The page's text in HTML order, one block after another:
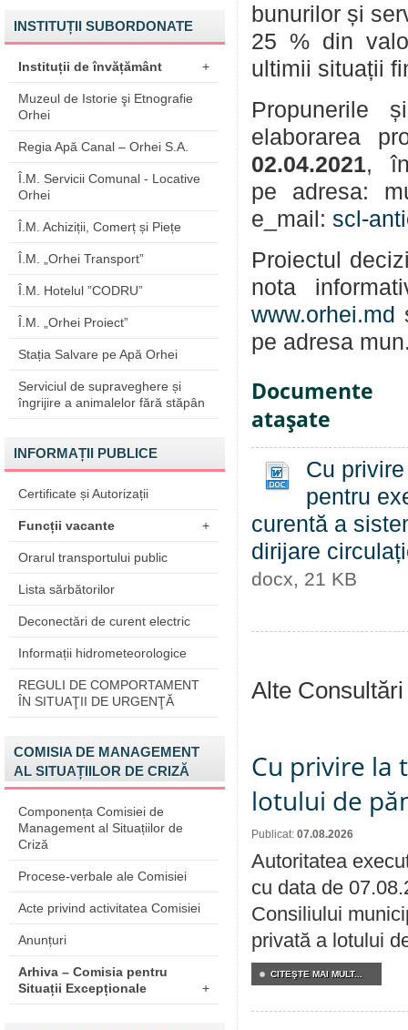
INSTITUȚII SUBORDONATE
Instituții de învățământ +
Muzeul de Istorie şi Etnografie
Orhei
Regia Apă Canal – Orhei S.A.
Î.M. Servicii Comunal - Locative
Orhei
Î.M. Achiziții, Comerț și Piețe
Î.M. „Orhei Transport”
Î.M. Hotelul ”CODRU”
Î.M. „Orhei Proiect”
Stația Salvare pe Apă Orhei
Serviciul de supraveghere și
îngrijire a animalelor fără stăpân
INFORMAȚII PUBLICE
Certificate și Autorizații
Funcții vacante +
Orarul transportului public
Lista sărbătorilor
Deconectări de curent electric
Informații hidrometeorologice
REGULI DE COMPORTAMENT
ÎN SITUAŢII DE URGENŢĂ
COMISIA DE MANAGEMENT
AL SITUAȚIILOR DE CRIZĂ
Componența Comisiei de
Management al Situațiilor de
Criză
Procese-verbale ale Comisiei
Acte privind activitatea Comisiei
Anunțuri
Arhiva – Comisia pentru
Situații Excepționale
+
bunurilor și
25 % din
ultimii situații
Propunerile
elaborarea
02.04.2021, în
pe adresa:
e_mail: scl-
Proiectul
nota
www.orhei.md
pe adresa
Documente
ataşate
Cu
pentru
curentă a
dirijare
docx, 21 KB
Alte
Cu privire la
lotului de
Publicat: 07.08.2026
Autoritatea
cu data de
Consiliului
privată a lotului
CITEŞTE MAI MULT...